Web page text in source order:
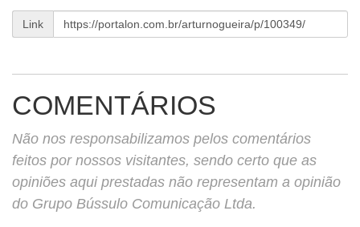
Link
COMENTÁRIOS
Não nos responsabilizamos pelos comentários
feitos por nossos visitantes, sendo certo que as
opiniões aqui prestadas não representam a opinião
do Grupo Bússulo Comunicação Ltda.